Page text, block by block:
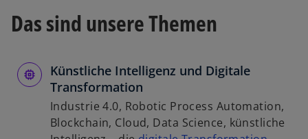
Das sind unsere Themen
Künstliche Intelligenz und Digitale
Transformation
Industrie 4.0, Robotic Process Automation,
Blockchain, Cloud, Data Science, künstliche